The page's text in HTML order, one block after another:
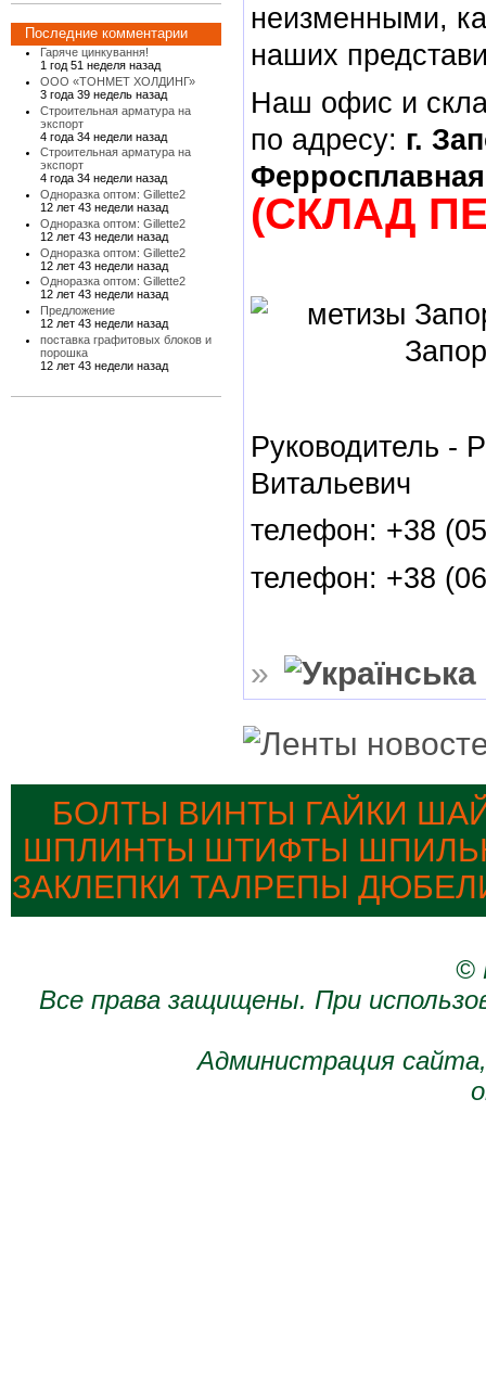
Последние комментарии
Гаряче цинкування!
1 год 51 неделя назад
ООО «ТОНМЕТ ХОЛДИНГ»
3 года 39 недель назад
Строительная арматура на
экспорт
4 года 34 недели назад
Строительная арматура на
экспорт
4 года 34 недели назад
Одноразка оптом: Gillette2
12 лет 43 недели назад
Одноразка оптом: Gillette2
12 лет 43 недели назад
Одноразка оптом: Gillette2
12 лет 43 недели назад
Одноразка оптом: Gillette2
12 лет 43 недели назад
Предложение
12 лет 43 недели назад
поставка графитовых блоков и
порошка
12 лет 43 недели назад
неизменными,
наших
Наш офис и
по адресу: г.
(СКЛАД
Руководитель -
Витальевич
телефон: +38
телефон: +38
»
БОЛТЫ ВИНТЫ ГАЙКИ
ШПЛИНТЫ ШТИФТЫ
ЗАКЛЕПКИ ТАЛРЕПЫ
©
Все права защищены. При
Администрация